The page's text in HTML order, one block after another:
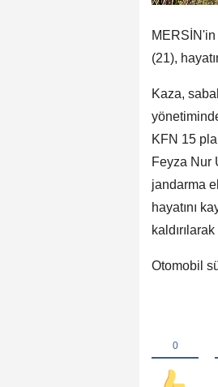
(21),
Kaza,
KFN 15
Feyza Nur
jandarma
hayatını
Otomobil